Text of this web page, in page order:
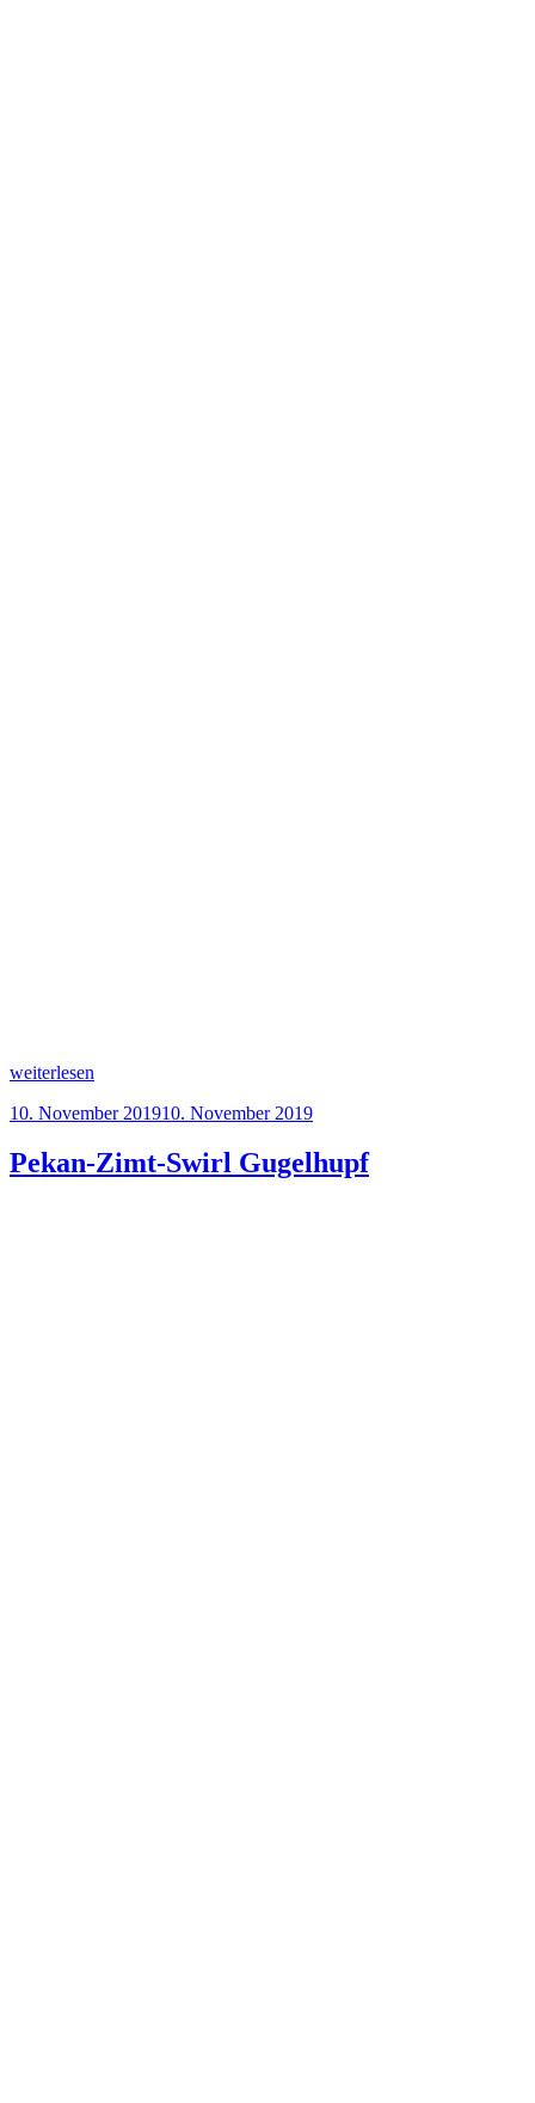
„Pudding-
Kuchen
Macadamia-
Nüssen“
weiterlesen
Veröffentlicht
10. November 201910. November 2019
Pekan-Zimt-Swirl Gugelhupf